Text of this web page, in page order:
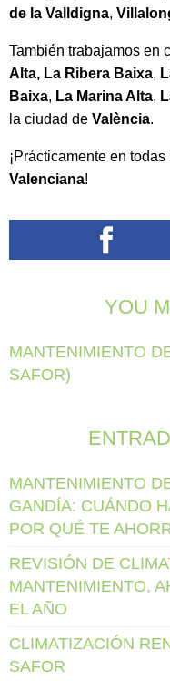
de la Valldigna,
También trabajamos en
Alta, La Ribera Baixa,
Baixa, La Marina Alta,
la ciudad de València.
¡Prácticamente en
Valenciana!
YOU
MANTENIMIENTO
SAFOR)
MANTENIMIENTO
GANDÍA: CUÁNDO
POR QUÉ TE
REVISIÓN DE
MANTENIMIENTO,
EL AÑO
CLIMATIZACIÓN
SAFOR